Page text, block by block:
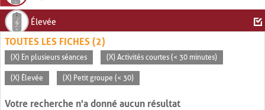
Élevée
TOUTES LES FICHES (2)
(X) En plusieurs séances (X) Activités courtes (< 30 minutes)
(X) Élevée (X) Petit groupe (< 30)
Votre recherche n'a donné aucun résultat